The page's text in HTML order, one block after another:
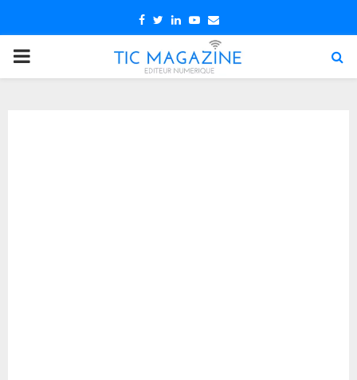
Facebook
TwitterLinkedin
Youtube
Email
PRIMARY